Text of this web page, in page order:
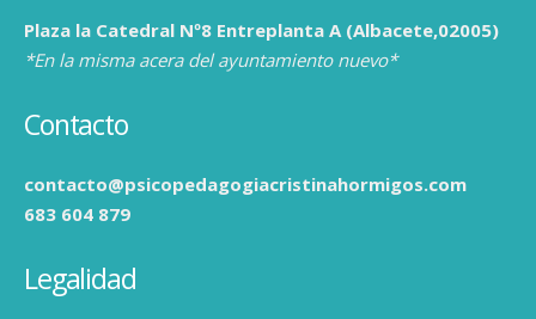
Plaza la Catedral Nº8 Entreplanta A (Albacete,02005)
*En la misma acera del ayuntamiento nuevo*
Contacto
contacto@psicopedagogiacristinahormigos.com
683 604 879
Legalidad